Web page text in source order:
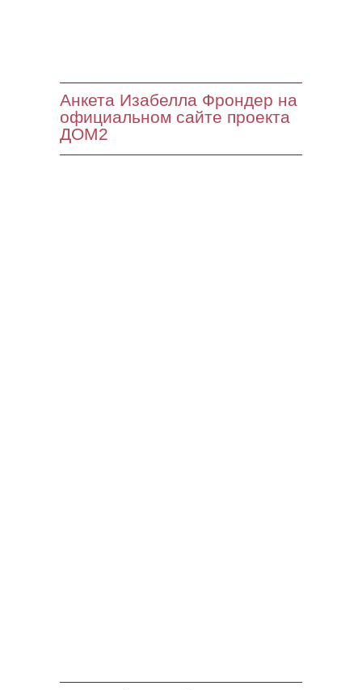
Анкета Изабелла Фрондер на
официальном сайте проекта
ДОМ2